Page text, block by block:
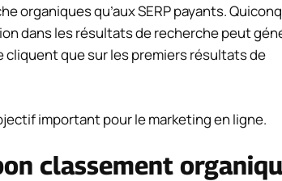
organiques qu’aux SERP payants.
dans les résultats de recherche peut
que sur les premiers résultats de
important pour le marketing en ligne.
classement